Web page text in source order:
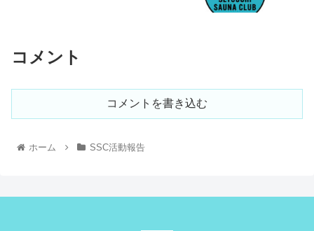
コメント
コメントを書き込む
ホーム SSC活動報告